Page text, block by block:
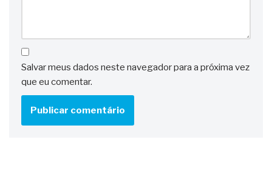
Salvar meus dados neste navegador para a próxima vez
que eu comentar.